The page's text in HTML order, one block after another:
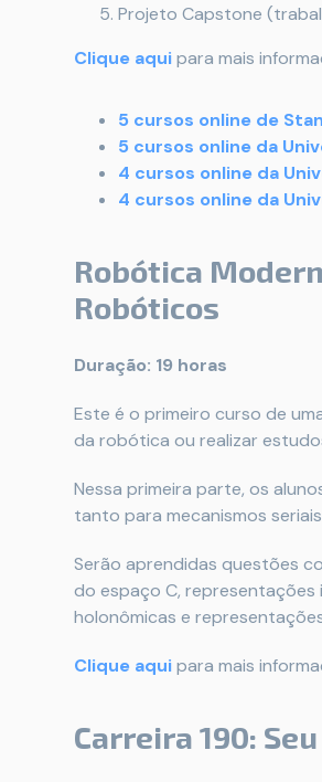
Projeto Capstone
Clique aquipara mais
5 cursos online de
5 cursos online da
4 cursos online da
4 cursos online da
Robótica
Robóticos
Duração: 19 horas
Este é o primeiro curso de
da robótica ou realizar
Nessa primeira parte, os
tanto para mecanismos
Serão aprendidas questões
do espaço C,
holonômicas e
Clique aquipara mais
Carreira 190: